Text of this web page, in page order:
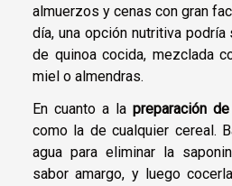
almuerzos y cenas con gran
día, una opción nutritiva
de quinoa cocida, mezclada
miel o almendras.
En cuanto a la preparación
como la de cualquier cereal.
agua para eliminar la
sabor amargo, y luego